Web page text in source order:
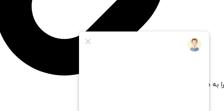
به مستر پی سی اعتماد کنیم؟